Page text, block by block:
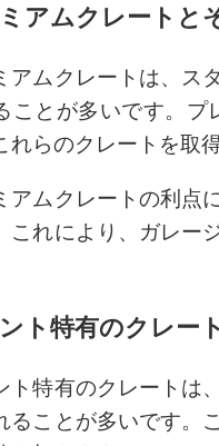
アムクレートと
アムクレートは、ス
ことが多いです。
れらのクレートを取
アムクレートの利点
これにより、ガレー
ト特有のクレー
ト特有のクレートは
ることが多いです。